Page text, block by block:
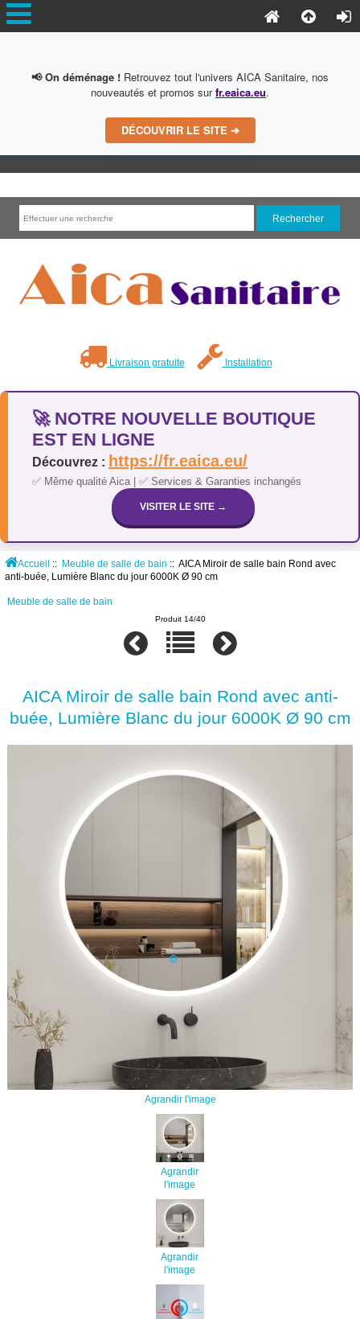
📢 On déménage ! Retrouvez tout l'univers AICA Sanitaire, nos
nouveautés et promos surfr.eaica.eu.
DÉCOUVRIR LE SITE ➔
Livraison gratuite Installation
🚀 NOTRE NOUVELLE BOUTIQUE
EST EN LIGNE
Découvrez : https://fr.eaica.eu/
✅ Même qualité Aica | ✅ Services & Garanties inchangés
VISITER LE SITE →
Accueil :: Meuble de salle de bain :: AICA Miroir de salle bain Rond avec
anti-buée, Lumière Blanc du jour 6000K Ø 90 cm
Meuble de salle de bain
Produit 14/40
AICA Miroir de salle bain Rond avec anti-
buée, Lumière Blanc du jour 6000K Ø 90 cm
Agrandir l'image
Agrandir
l'image
Agrandir
l'image